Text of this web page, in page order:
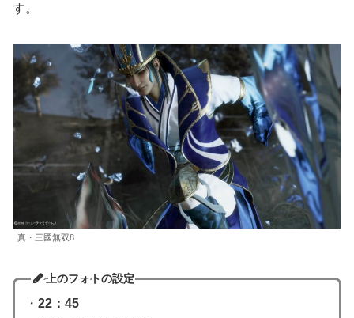
す。
真・三國無双8
上のフォトの設定
・ 22：45